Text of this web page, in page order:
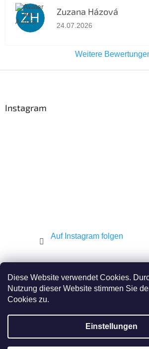
Diese Website verwendet Cookies.
Nutzung dieser Website stimmen Sie
Cookies zu.
Einstellungen
ZH Zuzana Házová
Die Shop-Bewertung beträgt
24.07.2026
Weitere
Instagram
Auf Instagram folgen
Erstellt von
Copyright 2026JEWISH E-SHOP